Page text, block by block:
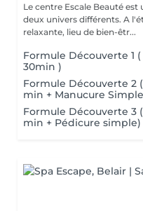
Le centre Escale Beauté
deux univers différents. A l'étage, profitez d'une atmosphère
relaxante, lieu de bien-êtr...
Formule Découverte 1
30min )
Formule Découverte 2
min + Manucure
Formule Découverte 3
min + Pédicure simple)